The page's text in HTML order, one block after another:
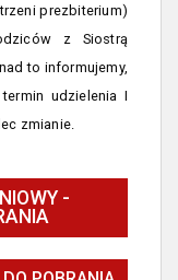
prezbiterium)
z Siostrą
to informujemy,
udzielenia I
zmianie.
-